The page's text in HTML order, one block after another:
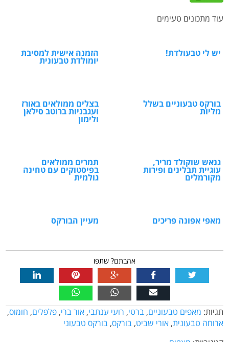
עוד מתכונים טעימים
יש לי טבעולדת! הזמנה אישית למסיבת
יומולדת טבעונית
בורקס טבעוניים בשלל
מליות
בצלים ממולאים באורז
ועגבניות ברוטב סילאן
ולימון
גנאש שוקולד מריר,
עוגיית תבלינים ופירות
מקורמלים
תמרים ממולאים
בפיסטוקים עם טחינה
גולמית
מאפי אפונה פריכים מעיין הבורקס
אהבתם? שתפו
תגיות: מאפים טבעוניים, ברטי, רועי ענתבי, אור ברי, פלפלים, חומוס,
ארוחה טבעונית, אורי שביט, בורקס, בורקס טבעוני